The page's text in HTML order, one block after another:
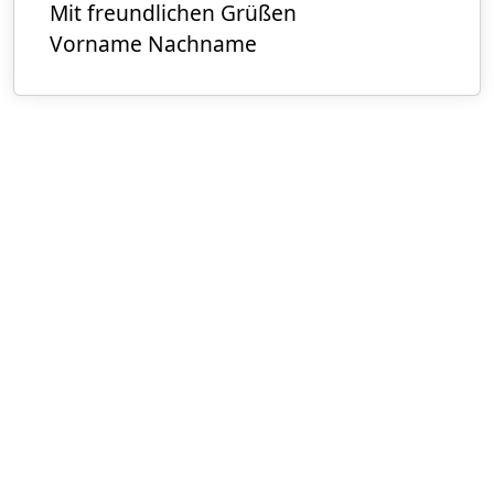
Mit freundlichen Grüßen
Vorname Nachname